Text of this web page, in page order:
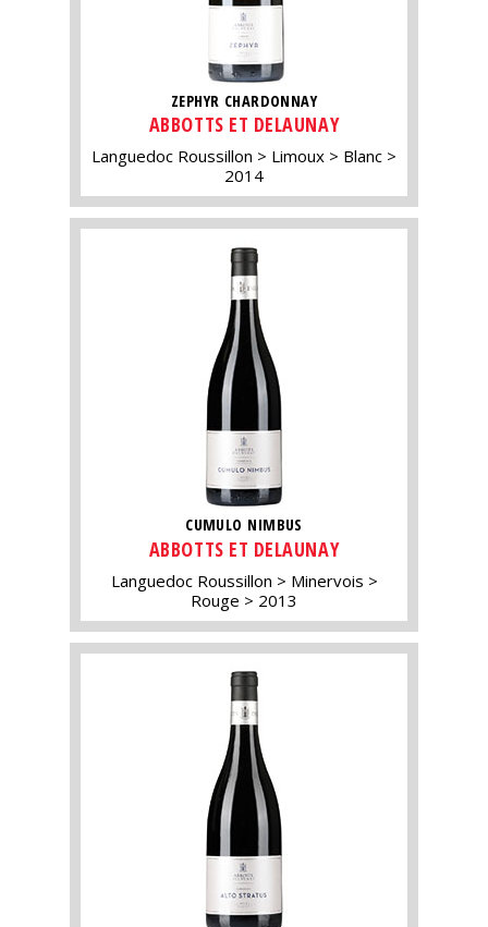
ZEPHYR CHARDONNAY
ABBOTTS ET DELAUNAY
Languedoc Roussillon Limoux
Blanc
2014
CUMULO NIMBUS
ABBOTTS ET DELAUNAY
Languedoc Roussillon
Minervois
Rouge
2013